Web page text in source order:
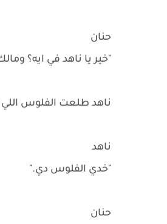
حنان
"خير يا ناهد في ايه؟
ناهد طلعت الفلوس
ناهد
"خدي الفلوس دي."
حنان